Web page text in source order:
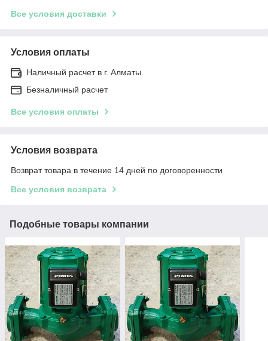
Все условия доставки
Условия оплаты
Наличный расчет в г. Алматы.
Безналичный расчет
Все условия оплаты
Условия возврата
Возврат товара в течение 14 дней по договоренности
Все условия возврата
Подобные товары компании